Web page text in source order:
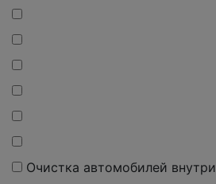
Очистка автомобилей внутри